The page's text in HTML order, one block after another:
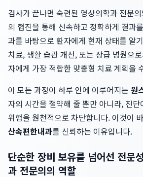
검사가 끝나면 숙련된 영상의학과 전문
의 협진을 통해 신속하고 정확하게 결과
과를 바탕으로 환자에게 현재 상태를 알
치료, 생활 습관 개선, 또는 상급 병원으
자에게 가장 적합한 맞춤형 치료 계획을
이 모든 과정이 하루 안에 이루어지는 원
자의 시간을 절약해 줄 뿐만 아니라, 진
위험을 원천적으로 차단합니다. 이것이
산속편한내과를 신뢰하는 이유입니다.
단순한 장비 보유를 넘어선 전문
과 전문의의 역할